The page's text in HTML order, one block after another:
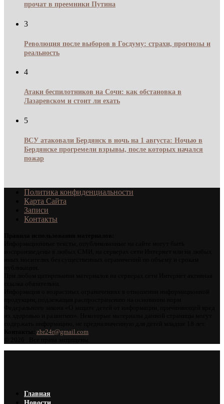
прочат в преемники Путина
3
Революция после выборов в Госдуму: страхи, прогнозы и
реальность
4
Атаки беспилотников на Сочи: как обстановка в
Лазаревском и стоит ли ехать
5
ВСУ атаковали Бердянск в ночь на 1 августа: Ночью в
Бердянске прогремели взрывы, после которых начался
пожар
Политика конфиденциальности
Карта Сайта
Записи
Контакты
zbr24r@gmail.com
Главная